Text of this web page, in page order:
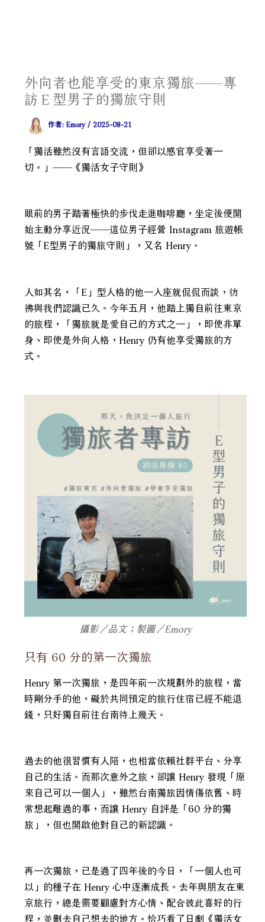
外向者也能享受的東京獨旅——專
訪Ｅ型男子的獨旅守則
作者:Emory / 2025-08-21
「獨活雖然沒有言語交流，但卻以感官享受著一
切。」——《獨活女子守則》
眼前的男子踏著極快的步伐走進咖啡廳，坐定後便開
始主動分享近況——這位男子經營 Instagram 旅遊帳
號「E型男子的獨旅守則」，又名 Henry。
人如其名，「E」型人格的他一入座就侃侃而談，彷
彿與我們認識已久。今年五月，他踏上獨自前往東京
的旅程，「獨旅就是愛自己的方式之一」，即使非單
身、即使是外向人格，Henry 仍有他享受獨旅的方
式。
攝影／品文；製圖／Emory
只有 60 分的第一次獨旅
Henry 第一次獨旅，是四年前一次規劃外的旅程，當
時剛分手的他，礙於共同預定的旅行住宿已經不能退
錢，只好獨自前往台南待上幾天。
過去的他很習慣有人陪，也相當依賴社群平台、分享
自己的生活。而那次意外之旅，卻讓 Henry 發現「原
來自己可以一個人」，雖然台南獨旅因情傷依舊、時
常想起難過的事，而讓 Henry 自評是「60 分的獨
旅」，但也開啟他對自己的新認識。
再一次獨旅，已是過了四年後的今日，「一個人也可
以」的種子在 Henry 心中逐漸成長。去年與朋友在東
京旅行，總是需要顧慮對方心情、配合彼此喜好的行
程，並刪去自己想去的地方。恰巧看了日劇《獨活女